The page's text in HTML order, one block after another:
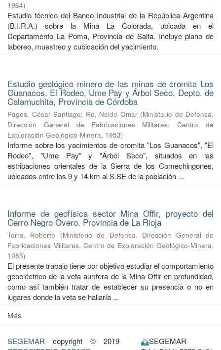
1964)
Estudio técnico del Banco Industrial de la República Argentina
(B.I.R.A.) sobre la Mina La Colorada, ubicada en el
Departamento La Poma, Provincia de Salta. Incluye plano de
laboreo, muestreo y cubicación del yacimiento.
Estudio geológico minero de las minas de cromita Los
Guanacos, El Rodeo, Ume Pay y Árbol Seco, Depto. de
Calamuchita, Provincia de Córdoba
Pages, César Santiago; Re, Neldo Omar (Ministerio de Defensa.
Dirección General de Fabricaciones Militares. Centro de
Exploración Geológico-Minera, 1953)
Informe sobre los yacimientos de cromita "Los Guanacos", "El
Rodeo", "Ume Pay" y "Árbol Seco", situados en las
estribaciones orientales de la Sierra de los Comechingones,
ubicados entre los 9 y 14 km al S.SE de la población ...
Informe de geofísica sector Mina Offir, proyecto del
Cerro Negro Overo. Provincia de La Rioja
Torra, Roberto (Ministerio de Defensa. Dirección General de
Fabricaciones Militares. Centro de Exploración Geológico-Minera,
1983)
El presente trabajo tiene por objetivo estudiar el comportamiento
geoeléctrico de la veta aurífera de la Mina Offir en profundidad,
como así también tratar de establecer su presencia o no en
lugares donde la veta se hallaría ...
Más
SEGEMAR copyright © 2019
SEGEMAR